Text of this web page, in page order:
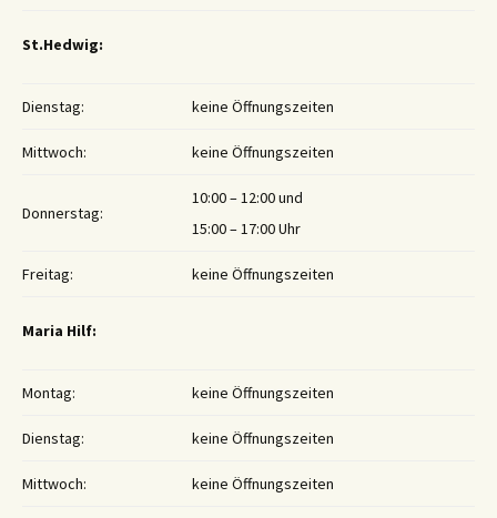
St.Hedwig:
Dienstag: keine Öffnungszeiten
Mittwoch: keine Öffnungszeiten
Donnerstag:
10:00 – 12:00 und
15:00 – 17:00 Uhr
Freitag: keine Öffnungszeiten
Maria Hilf:
Montag: keine Öffnungszeiten
Dienstag: keine Öffnungszeiten
Mittwoch: keine Öffnungszeiten